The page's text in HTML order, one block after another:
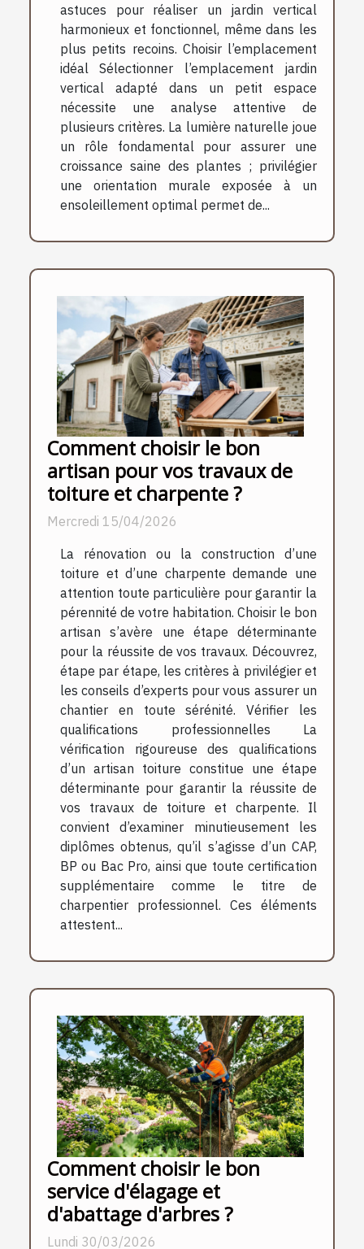
astuces pour réaliser un jardin vertical
harmonieux et fonctionnel, même dans les
plus petits recoins. Choisir l’emplacement
idéal Sélectionner l’emplacement jardin
vertical adapté dans un petit espace
nécessite une analyse attentive de
plusieurs critères. La lumière naturelle joue
un rôle fondamental pour assurer une
croissance saine des plantes ; privilégier
une orientation murale exposée à un
ensoleillement optimal permet de...
Comment choisir le bon
artisan pour vos travaux de
toiture et charpente ?
Mercredi 15/04/2026
La rénovation ou la construction d’une
toiture et d’une charpente demande une
attention toute particulière pour garantir la
pérennité de votre habitation. Choisir le bon
artisan s’avère une étape déterminante
pour la réussite de vos travaux. Découvrez,
étape par étape, les critères à privilégier et
les conseils d’experts pour vous assurer un
chantier en toute sérénité. Vérifier les
qualifications professionnelles La
vérification rigoureuse des qualifications
d’un artisan toiture constitue une étape
déterminante pour garantir la réussite de
vos travaux de toiture et charpente. Il
convient d’examiner minutieusement les
diplômes obtenus, qu’il s’agisse d’un CAP,
BP ou Bac Pro, ainsi que toute certification
supplémentaire comme le titre de
charpentier professionnel. Ces éléments
attestent...
Comment choisir le bon
service d'élagage et
d'abattage d'arbres ?
Lundi 30/03/2026